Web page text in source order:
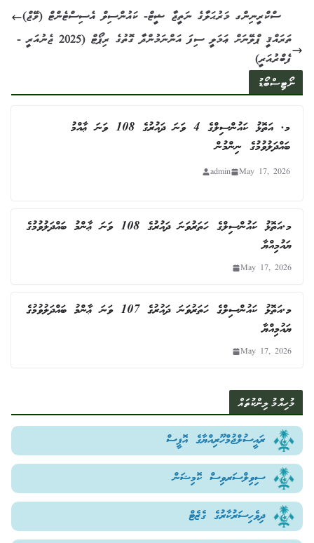
ސްކްރީނިންގ މަރުޙަލާގެ ނަތީޖާ ޝީޓް- ކައުންސިލް އެސިސްޓެންޓް (ވޭޖް)
ތަރައްޤީ ޕްލޭނަށް ޢަމަލީ ސިފަ އަންނަމުންދާ ގޮތުގެ ރިޕޯޓް (2025 ޖެނުއަރީ -
ފެބްރުއަރީ)
ނޯޓިސްބޯޑު
މ. އަތޮޅު ކައުންސިލްގެ 4 ވަނަ ދައުރުގެ 108 ވަނަ ޢާއްމު
ބައްދަލުވުމުގެ ނިންމުން
May 17, 2026
admin
މ.އަތޮޅު ކައުންސިލްގެ ހަތަރުވަނަ ދައުރުގެ 108 ވަނަ ޢާންމު ބައްދަލުވުމުގެ
ޔައުމިއްޔާ
May 17, 2026
މ.އަތޮޅު ކައުންސިލްގެ ހަތަރުވަނަ ދައުރުގެ 107 ވަނަ ޢާންމު ބައްދަލުވުމުގެ
ޔައުމިއްޔާ
May 17, 2026
މުހިއްމު ލިންކުތައް
ރައީސުލްޖުމްހޫރިއްޔާގެ އޮފީސް
ސިވިލްސަރވިސް ކޮމިޝަން
ދިވެހިސަރުކާރުގެ ގެޒެޓް